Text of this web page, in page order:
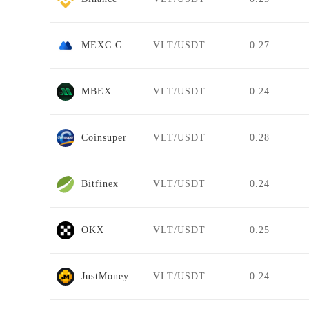
VLT/USDT 0.27
MBEX VLT/USDT 0.24
Coinsuper VLT/USDT 0.28
Bitfinex VLT/USDT 0.24
OKX VLT/USDT 0.25
JustMoney VLT/USDT 0.24